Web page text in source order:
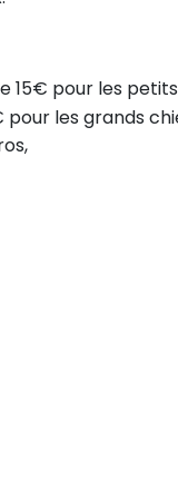
15€ pour les petits
les grands